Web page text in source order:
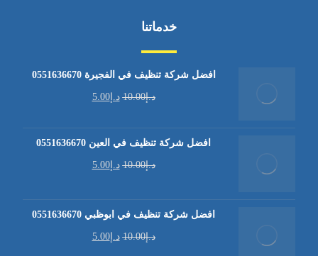
خدماتنا
افضل شركة تنظيف في الفجيرة 0551636670
د.إ10.00 د.إ5.00
افضل شركة تنظيف في العين 0551636670
د.إ10.00 د.إ5.00
افضل شركة تنظيف في ابوظبي 0551636670
د.إ10.00 د.إ5.00